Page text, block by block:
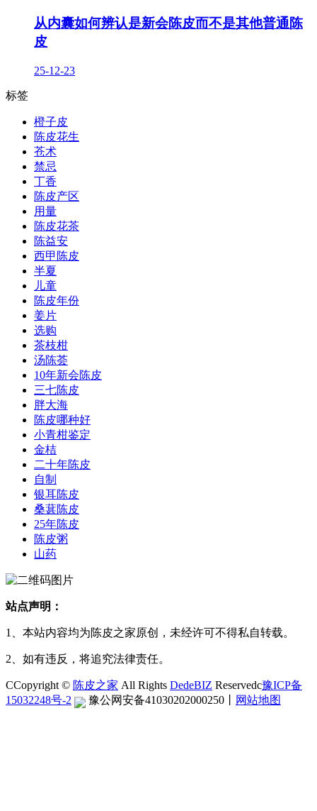
从内囊如何辨认是新会陈皮而不是其他普通陈
皮
25-12-23
标签
橙子皮
陈皮花生
苍术
禁忌
丁香
陈皮产区
用量
陈皮花茶
陈益安
西甲陈皮
半夏
儿童
陈皮年份
姜片
选购
茶枝柑
汤陈荟
10年新会陈皮
三七陈皮
胖大海
陈皮哪种好
小青柑鉴定
金桔
二十年陈皮
自制
银耳陈皮
桑葚陈皮
25年陈皮
陈皮粥
山药
站点声明：
1、本站内容均为陈皮之家原创，未经许可不得私自转载。
2、如有违反，将追究法律责任。
CCopyright © 陈皮之家 All Rights DedeBIZ Reservedc豫ICP备
15032248号-2
豫公网安备41030202000250 网站地图